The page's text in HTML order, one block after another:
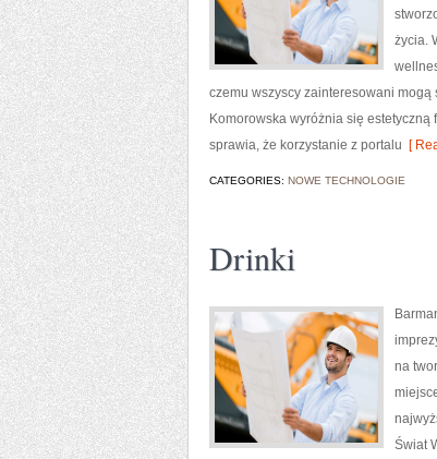
życia.
czemu wszyscy zainteresowani
Komorowska wyróżnia się
sprawia, że korzystanie z portalu [
CATEGORIES: NOWE TECHNOLOGIE
Drinki
na
Świat